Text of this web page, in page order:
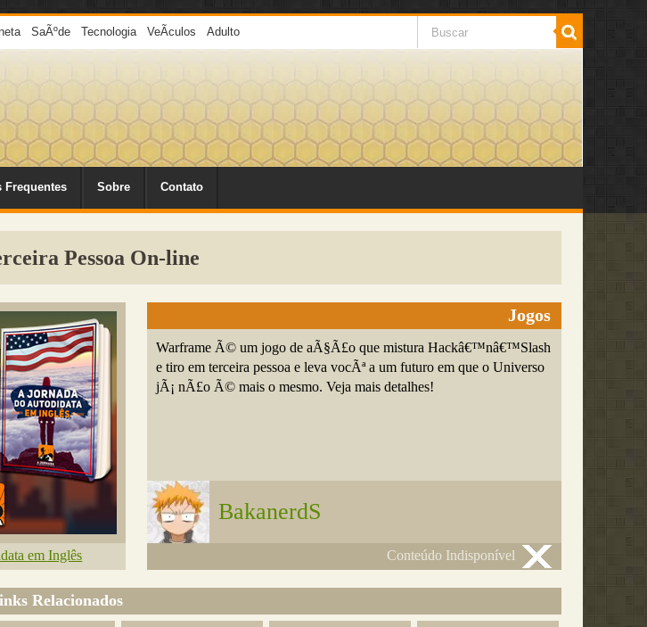
SaÃºde Tecnologia VeÃ­culos Adulto
Frequentes Sobre Contato
Pessoa On-line
em Inglês
Jogos
Warframe Ã© um jogo de aÃ§Ã£o que mistura Hackâ€™nâ€™Slash
e tiro em terceira pessoa e leva vocÃª a um futuro em que o Universo
jÃ¡ nÃ£o Ã© mais o mesmo. Veja mais detalhes!
BakanerdS
Conteúdo Indisponível
Relacionados